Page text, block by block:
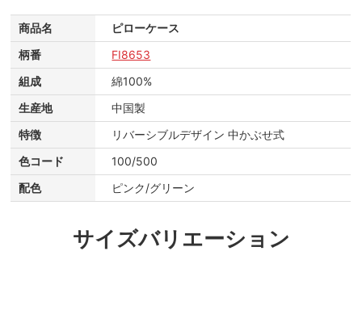
商品名
ピローケース
柄番
FI8653
組成
綿100%
生産地
中国製
特徴
リバーシブルデザイン 中かぶせ式
色コード
100/500
配色
ピンク/グリーン
サイズバリエーション